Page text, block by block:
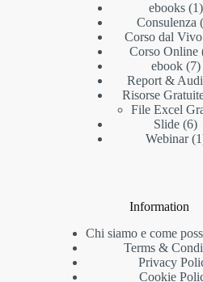
ebooks 1
Consulenza
Corso dal Vivo
Corso Online
ebook 7
Report &
Risorse
File Excel
Slide 6
Webinar 1
Information
Chi siamo e come
Terms &
Privacy
Cookie